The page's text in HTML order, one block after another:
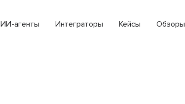
ИИ-агенты Интеграторы Кейсы Обзоры